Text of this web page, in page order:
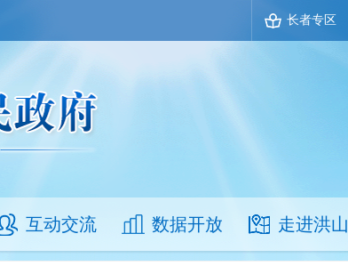
长者专区
互动交流 数据开放 走进洪山